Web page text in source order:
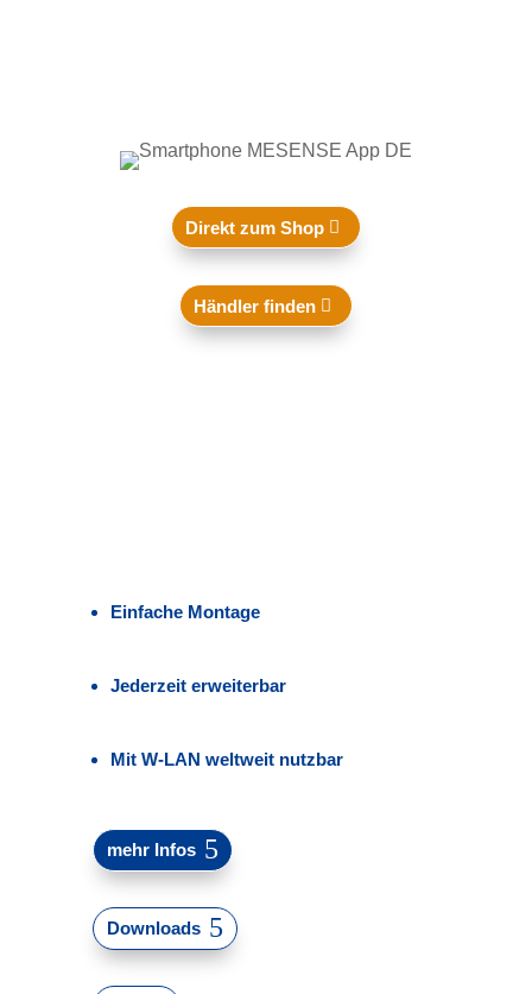
Direkt zum Shop
Händler finden
Einfache Montage
Jederzeit erweiterbar
Mit W-LAN weltweit nutzbar
mehr Infos
Downloads